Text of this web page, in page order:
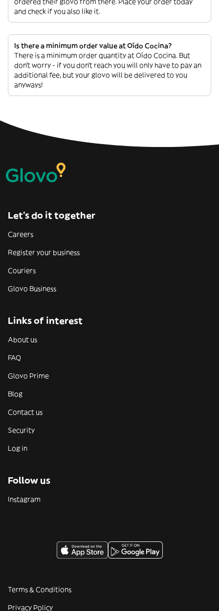
and check if you also like it.
Is there a minimum order value at Oído Cocina?
There is a minimum order quantity at Oído Cocina. But
don’t worry - if you don’t reach you will only have to pay an
additional fee, but your glovo will be delivered to you
anyways!
Let’s do it together
Careers
Register your business
Couriers
Glovo Business
Links of interest
About us
FAQ
Glovo Prime
Blog
Contact us
Security
Log in
Follow us
Instagram
Terms & Conditions
Privacy Policy